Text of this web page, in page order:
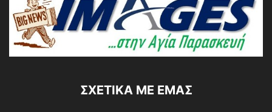
ΣΧΕΤΙΚΆ ΜΕ ΕΜΆΣ